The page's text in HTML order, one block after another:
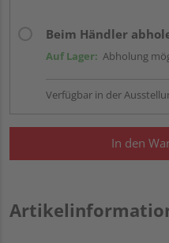
Beim Händler
Auf Lager: Abholung
Verfügbar in der
In den